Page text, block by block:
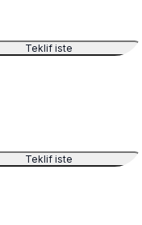
Teklif iste
Teklif iste